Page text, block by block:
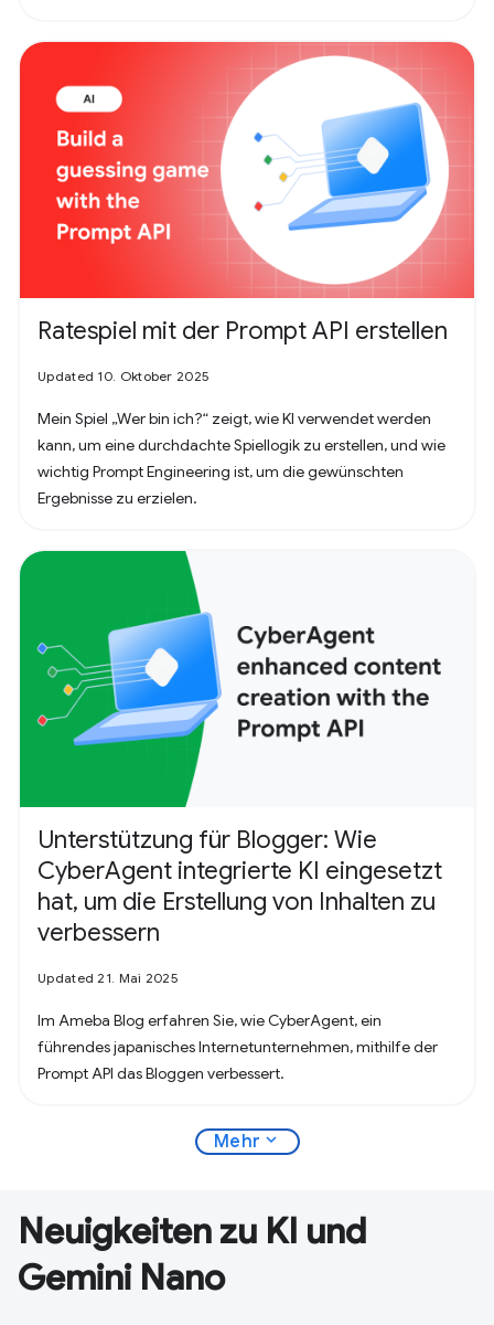
Ratespiel mit der Prompt API erstellen
Updated 10. Oktober 2025
Mein Spiel „Wer bin ich?“ zeigt, wie KI verwendet werden
kann, um eine durchdachte Spiellogik zu erstellen, und wie
wichtig Prompt Engineering ist, um die gewünschten
Ergebnisse zu erzielen.
Unterstützung für Blogger: Wie
CyberAgent integrierte KI eingesetzt
hat, um die Erstellung von Inhalten zu
verbessern
Updated 21. Mai 2025
Im Ameba Blog erfahren Sie, wie CyberAgent, ein
führendes japanisches Internetunternehmen, mithilfe der
Prompt API das Bloggen verbessert.
Mehr expand_more
Neuigkeiten zu KI und
Gemini Nano